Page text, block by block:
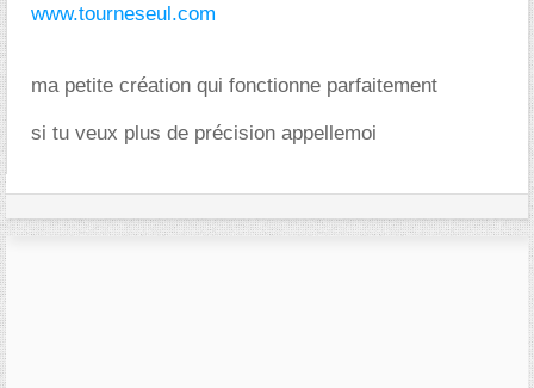
www.tourneseul.com
ma petite création qui fonctionne parfaitement
si tu veux plus de précision appellemoi